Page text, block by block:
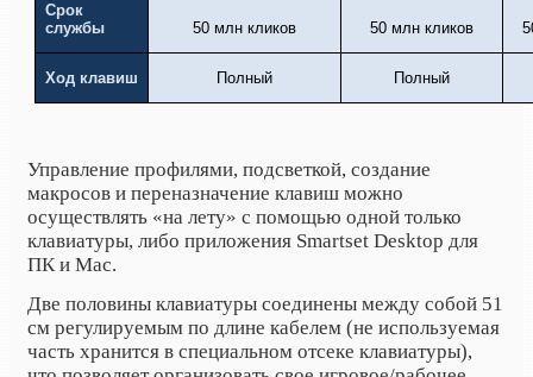
Срок
службы
50 млн кликов 50 млн кликов
Ход клавиш Полный Полный
Управление профилями, подсветкой, создание
макросов и переназначение клавиш можно
осуществлять «на лету» с помощью одной только
клавиатуры, либо приложения Smartset Desktop для
ПК и Mac.
Две половины клавиатуры соединены между собой 51
см регулируемым по длине кабелем (не используемая
часть хранится в специальном отсеке клавиатуры),